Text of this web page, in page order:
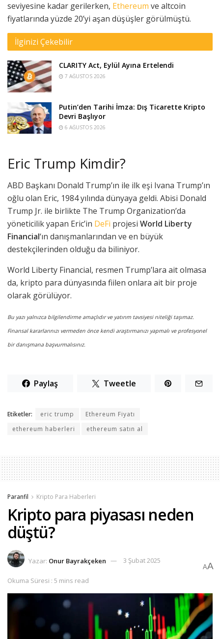
seviyesine kadar gerilerken, Ethereum ve altcoin
fiyatlarında yüzde 20’yi aşan düşüşler görülmüştü.
İlginizi Çekebilir
CLARITY Act, Eylül Ayına Ertelendi
7 AĞUSTOS 2026
Putin’den Tarihi İmza: Dış Ticarette Kripto
Devri Başlıyor
6 AĞUSTOS 2026
Eric Trump Kimdir?
ABD Başkanı Donald Trump’ın ile ilk eşi Ivana Trump’ın
oğlu olan Eric, 1984 yılında dünyaya geldi. Abisi Donald
Trump Jr. ile birlikte The Trump Organization’da
yöneticilik yapan Eric’in DeFi projesi World Liberty
Financial‘ın danışmanlarından ve en büyük
destekçilerinden olduğu da biliniyor.
World Liberty Financial, resmen Trump’lara ait olmasa
da, kripto para dünyasında fiilen onlara ait bir proje
olarak görülüyor.
Bu yazı yalnızca bilgilendirme amaçlıdır ve yatırım tavsiyesi niteliği taşımaz.
Finansal kararlarınızı vermeden önce kendi araştırmanızı yapmalı ve profesyonel
bir danışmana başvurmalısınız.
Paylaş Tweetle
Etiketler: eric trump
Ethereum Fiyatı
ethereum haberleri
ethereum satın al
Paranfil Kripto Para Haberleri
Kripto para piyasası neden
düştü?
Yazar: Onur Bayrakçeken 3 Şubat 2025
Okuma Süresi : 5 mins read
AA